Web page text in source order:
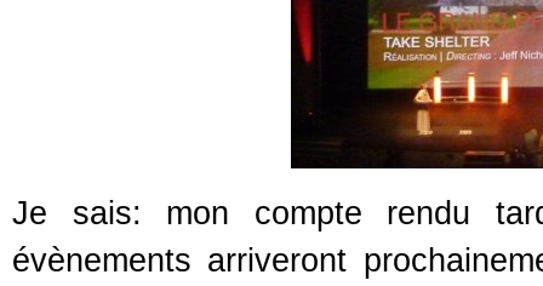
Je sais: mon compte rendu
évènements arriveront